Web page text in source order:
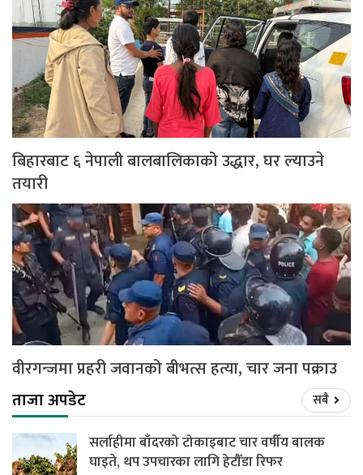
बिहारबाट ६ नेपाली बालबालिकाको उद्धार, घर ल्याउने
तयारी
वीरगन्जमा प्रहरी जवानको बीभत्स हत्या, चार जना पक्राउ
ताजा अपडेट
सबै
सर्लाहीमा बाँदरको टोकाइबाट चार वर्षीय बालक
घाइते, थप उपचारका लागि हेटौँडा रिफर